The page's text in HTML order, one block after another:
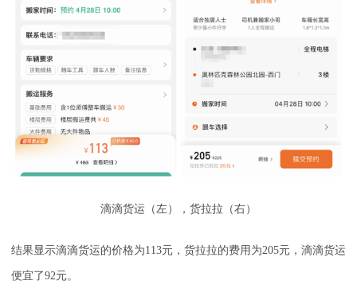
滴滴货运（左），货拉拉（右）
结果显示滴滴货运的价格为113元，货拉拉的费用为205元，滴滴货运
便宜了92元。